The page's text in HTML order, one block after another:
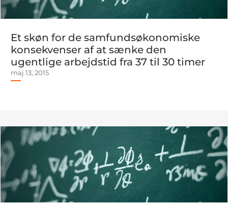
Et skøn for de samfundsøkonomiske
konsekvenser af at sænke den
ugentlige arbejdstid fra 37 til 30 timer
maj 13, 2015